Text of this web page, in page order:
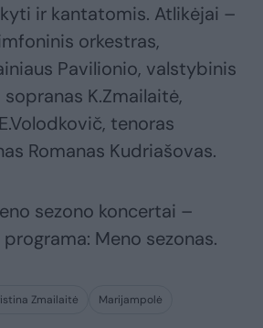
ir kantatomis. Atlikėjai –
orkestras,
Pavilionio, valstybinis
sopranas K.Zmailaitė,
tenoras
Romanas Kudriašovas.
sezono koncertai –
Meno sezonas.
Zmailaitė
Marijampolė